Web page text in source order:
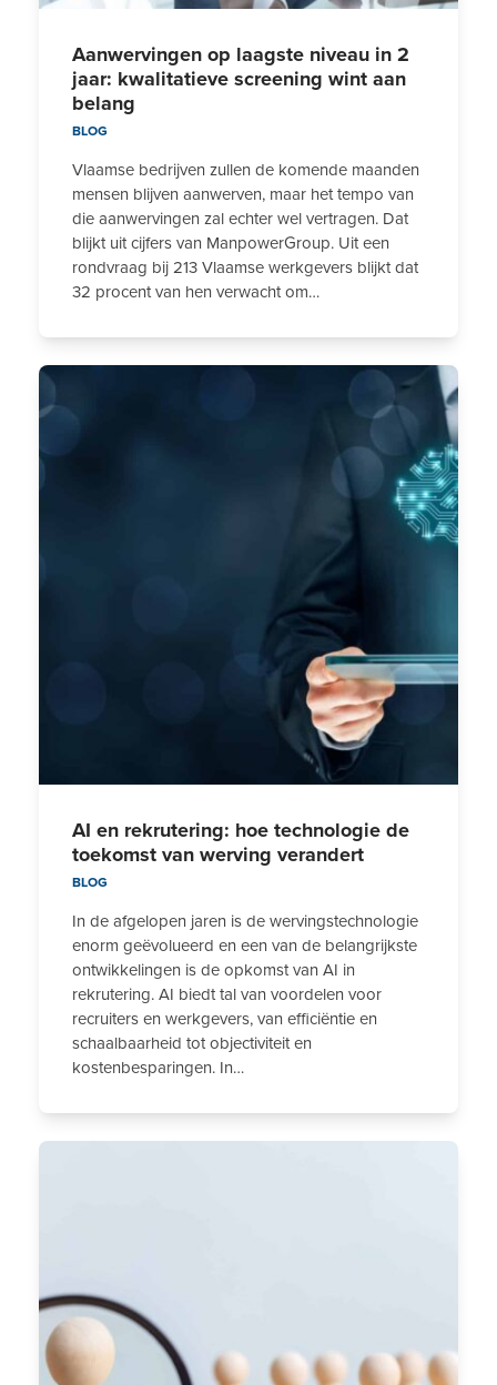
Aanwervingen op laagste niveau in 2
jaar: kwalitatieve screening wint aan
belang
BLOG
Vlaamse bedrijven zullen de komende maanden
mensen blijven aanwerven, maar het tempo van
die aanwervingen zal echter wel vertragen. Dat
blijkt uit cijfers van ManpowerGroup. Uit een
rondvraag bij 213 Vlaamse werkgevers blijkt dat
32 procent van hen verwacht om…
AI en rekrutering: hoe technologie de
toekomst van werving verandert
BLOG
In de afgelopen jaren is de wervingstechnologie
enorm geëvolueerd en een van de belangrijkste
ontwikkelingen is de opkomst van AI in
rekrutering. AI biedt tal van voordelen voor
recruiters en werkgevers, van efficiëntie en
schaalbaarheid tot objectiviteit en
kostenbesparingen. In…